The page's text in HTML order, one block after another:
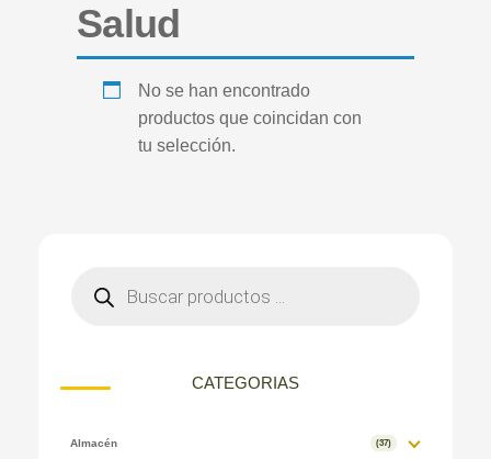
Salud
No se han encontrado
productos que coincidan con
tu selección.
CATEGORIAS
Almacén (37)